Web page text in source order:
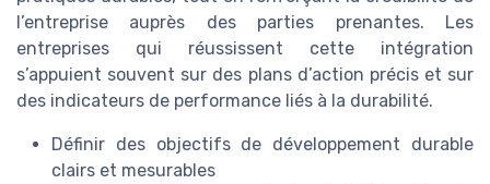
l’entreprise auprès des parties prenantes. Les
entreprises qui réussissent cette intégration
s’appuient souvent sur des plans d’action précis et sur
des indicateurs de performance liés à la durabilité.
Définir des objectifs de développement durable
clairs et mesurables